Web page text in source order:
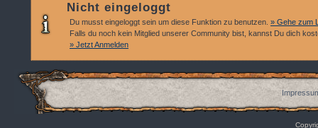
Nicht eingeloggt
Du musst eingeloggt sein um diese Funktion zu benutzen. » Gehe zum
Falls du noch kein Mitglied unserer Community bist, kannst Du dich
» Jetzt Anmelden